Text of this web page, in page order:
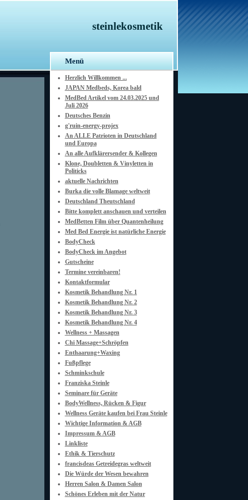
steinlekosmetik
Menü
Herzlich Willkommen ...
JAPAN Medbeds, Korea bald
MedBed Artikel vom 24.03.2025 und
Juli 2026
Deutsches Benzin
g'ruin-energy-projex
An ALLE Patrioten in Deutschland
und Europa
An alle Aufklärersender & Kollegen
Klone, Doubletten & Vinyletten in
Politicks
aktuelle Nachrichten
Burka die volle Blamage weltweit
Deutschland Theutschland
Bitte komplett anschauen und verteilen
MedBetten Film über Quantenheilung
Med Bed Energie ist natürliche Energie
BodyCheck
BodyCheck im Angebot
Gutscheine
Termine vereinbaren!
Kontaktformular
Kosmetik Behandlung Nr. 1
Kosmetik Behandlung Nr. 2
Kosmetik Behandlung Nr. 3
Kosmetik Behandlung Nr. 4
Wellness + Massagen
Chi Massage+Schröpfen
Enthaarung+Waxing
Fußpflege
Schminkschule
Franziska Steinle
Seminare für Geräte
BodyWellness, Rücken & Figur
Wellness Geräte kaufen bei Frau Steinle
Wichtige Information & AGB
Impressum & AGB
Linkliste
Ethik & Tierschutz
francisdeas Getreidegras weltweit
Die Würde der Wesen bewahren
Herren Salon & Damen Salon
Schönes Erleben mit der Natur